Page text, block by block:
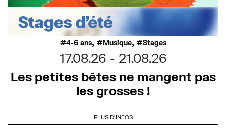
4-6 ans, Musique, Stages
17.08.26
21.08.26
Les petites bêtes ne mangent pas
les grosses !
PLUS D'INFOS